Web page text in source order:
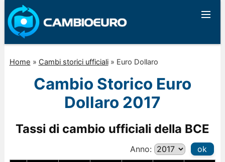
Home » Cambi storici ufficiali» Euro Dollaro
Cambio Storico Euro
Dollaro 2017
Tassi di cambio ufficiali della BCE
Anno: ok